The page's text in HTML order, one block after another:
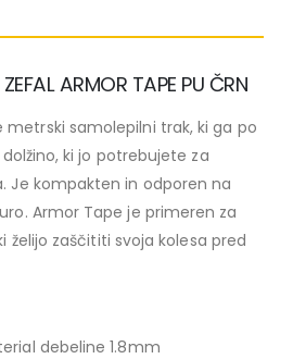
ARMOR TAPE PU ČRN
metrski samolepilni trak, ki ga po
ki jo potrebujete za
Je kompakten in odporen na
Armor Tape je primeren za
želijo zaščititi svoja kolesa pred
debeline 1.8mm